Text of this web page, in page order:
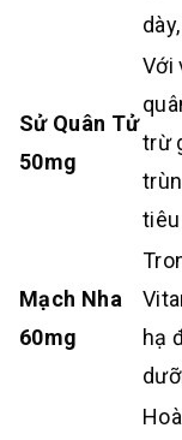
Sử Quân Tử
50mg
Với
trừ
tiêu
Mạch Nha
60mg
hạ